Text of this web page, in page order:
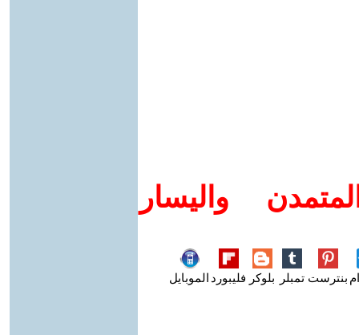
واليسار
بنترست تمبلر بلوكر فليبورد الموبايل